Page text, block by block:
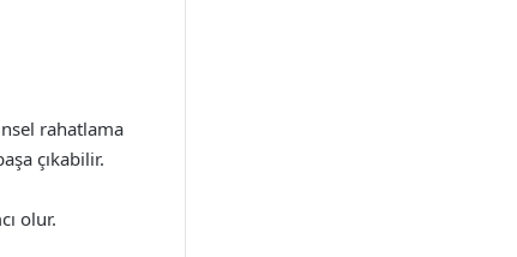
rahatlama
çıkabilir.
olur.